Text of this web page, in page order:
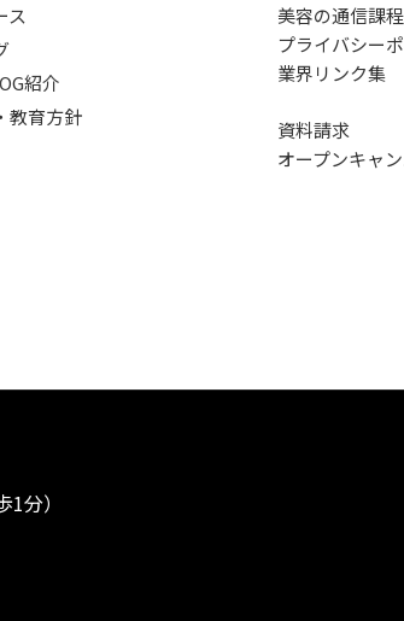
ス
紹介
教育方針
美容の通信課程
プライバシー
業界リンク集
資料請求
オープンキャ
分）